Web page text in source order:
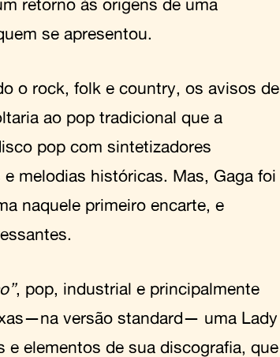
retorno às origens de uma
se apresentou.
o rock, folk e country, os avisos de
ao pop tradicional que a
pop com sintetizadores
melodias históricas. Mas, Gaga foi
naquele primeiro encarte, e
, pop, industrial e principalmente
versão standard— uma Lady
e elementos de sua discografia, que